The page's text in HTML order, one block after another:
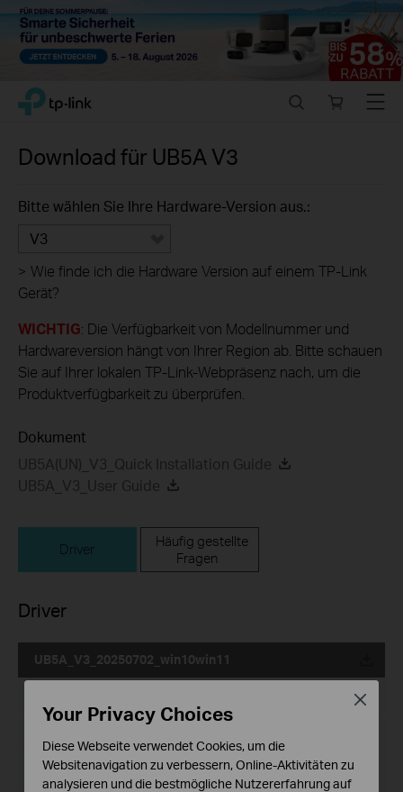
Close
Click
navigation
TP-Link, Reliably Smart
store
Menu
Download für UB5A V3
Bitte wählen Sie Ihre Hardware-Version aus.:
V3
> Wie finde ich die Hardware Version auf einem TP-Link
Gerät?
WICHTIG: Die Verfügbarkeit von Modellnummer und
Hardwareversion hängt von Ihrer Region ab. Bitte schauen
Sie auf Ihrer lokalen TP-Link-Webpräsenz nach, um die
Produktverfügbarkeit zu überprüfen.
Dokument
UB5A(UN)_V3_Quick Installation Guide
UB5A_V3_User Guide
Driver
Häufig gestellte
Fragen
Driver
UB5A_V3_20250702_win10win11
Dateigröße:3.82 MB
Your Privacy Choices
Diese Webseite verwendet Cookies, um die
Websitenavigation zu verbessern, Online-Aktivitäten zu
analysieren und die bestmögliche Nutzererfahrung auf
Close